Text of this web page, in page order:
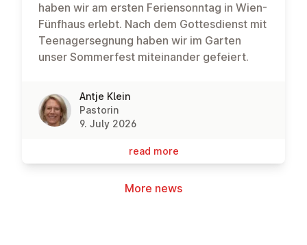
haben wir am ersten Feriensonntag in Wien-
Fünfhaus erlebt. Nach dem Gottesdienst mit
Teenagersegnung haben wir im Garten
unser Sommerfest miteinander gefeiert.
Antje Klein
Pastorin
9. July 2026
read more
More news